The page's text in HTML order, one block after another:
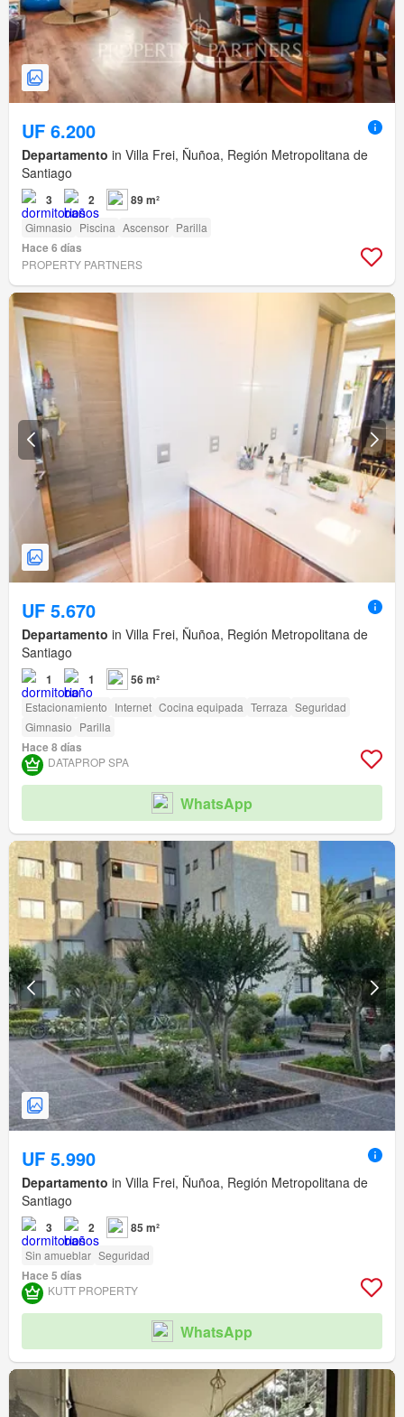
UF 6.200
Departamento in Villa Frei, Ñuñoa, Región Metropolitana de
Santiago
3 2 89 m²
Gimnasio Piscina Ascensor Parilla
Hace 6 días
PROPERTY PARTNERS
UF 5.670
Departamento in Villa Frei, Ñuñoa, Región Metropolitana de
Santiago
1 1 56 m²
Estacionamiento Internet Cocina equipada Terraza Seguridad
Gimnasio Parilla
Hace 8 días
DATAPROP SPA
WhatsApp
UF 5.990
Departamento in Villa Frei, Ñuñoa, Región Metropolitana de
Santiago
3 2 85 m²
Sin amueblar Seguridad
Hace 5 días
KUTT PROPERTY
WhatsApp